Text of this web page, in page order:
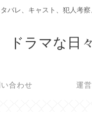
バレ、キャスト、犯人考
ドラマな日々
合わせ 運